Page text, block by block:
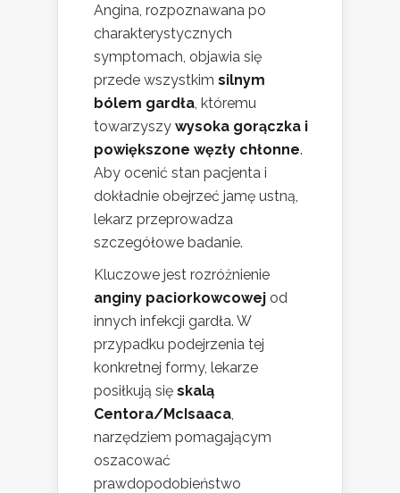
Angina, rozpoznawana po
charakterystycznych
symptomach, objawia się
przede wszystkim silnym
bólem gardła , któremu
towarzyszy wysoka gorączka i
powiększone węzły chłonne.
Aby ocenić stan pacjenta i
dokładnie obejrzeć jamę ustną,
lekarz przeprowadza
szczegółowe badanie.
Kluczowe jest rozróżnienie
anginy paciorkowcowej od
innych infekcji gardła. W
przypadku podejrzenia tej
konkretnej formy, lekarze
posiłkują się skalą
Centora/McIsaaca
narzędziem pomagającym
oszacować
prawdopodobieństwo